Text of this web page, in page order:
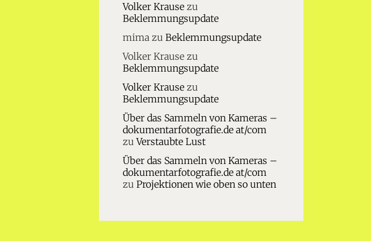
Volker Krausezu
Beklemmungsupdate
mimazu Beklemmungsupdate
Volker Krausezu
Beklemmungsupdate
Volker Krausezu
Beklemmungsupdate
Über das Sammeln von Kameras –
dokumentarfotografie.de at/com
zuVerstaubte Lust
Über das Sammeln von Kameras –
dokumentarfotografie.de at/com
zu Projektionen wie oben so unten